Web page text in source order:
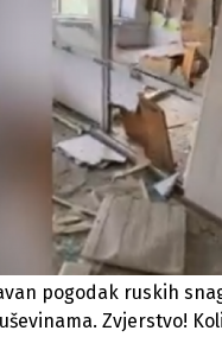
pogodak ruskih
Zvjerstvo!